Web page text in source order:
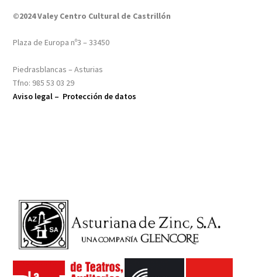
©2024 Valey Centro Cultural de Castrillón
Plaza de Europa nº3 – 33450
Piedrasblancas – Asturias
Tfno: 985 53 03 29
Aviso legal – Protección de datos